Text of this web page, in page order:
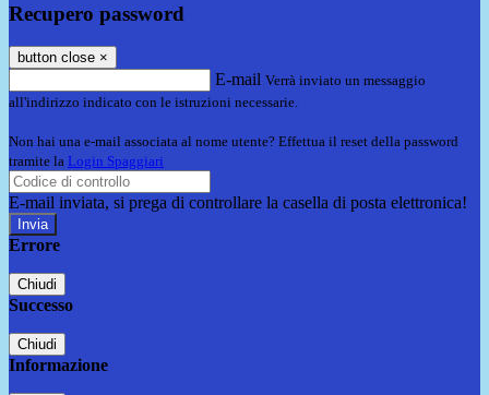
Recupero password
button close ×
E-mail Verrà inviato un messaggio
all'indirizzo indicato con le istruzioni necessarie.
Non hai una e-mail associata al nome utente? Effettua il reset della password
tramite la Login Spaggiari
E-mail inviata, si prega di controllare la casella di posta elettronica!
Errore
Chiudi
Successo
Chiudi
Informazione